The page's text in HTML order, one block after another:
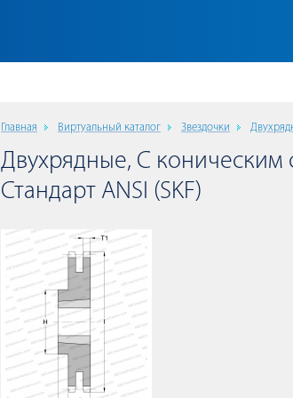
Главная Виртуальный каталог Звездочки
Двухрядные, С коническим
Стандарт ANSI (SKF)